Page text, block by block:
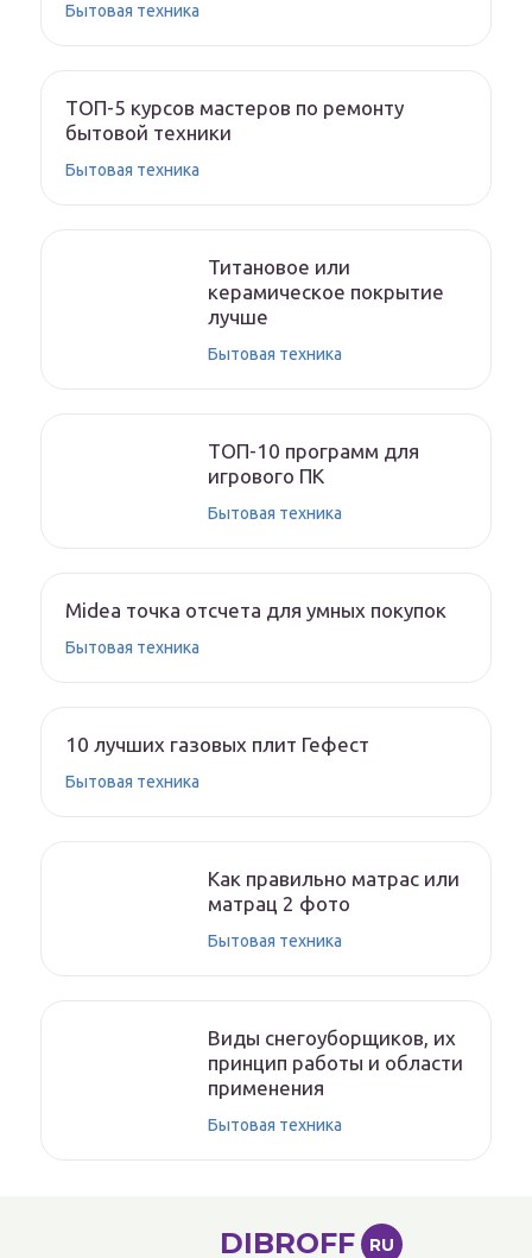
Бытовая техника
ТОП-5 курсов мастеров по ремонту
бытовой техники
Бытовая техника
Титановое или
керамическое покрытие
лучше
Бытовая техника
ТОП-10 программ для
игрового ПК
Бытовая техника
Midea точка отсчета для умных покупок
Бытовая техника
10 лучших газовых плит Гефест
Бытовая техника
Как правильно матрас или
матрац 2 фото
Бытовая техника
Виды снегоуборщиков, их
принцип работы и области
применения
Бытовая техника
DIBROFF RU